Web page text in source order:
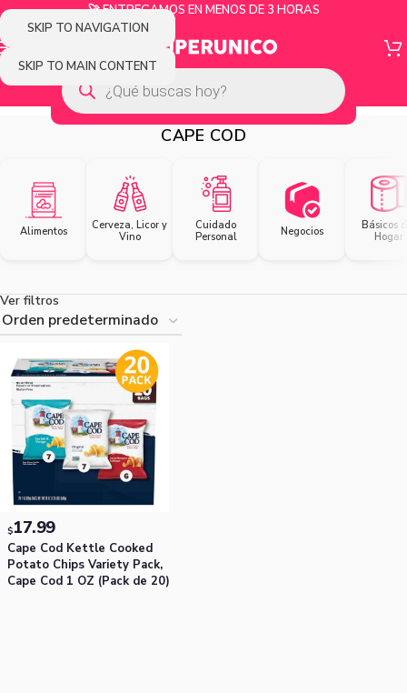
SKIP TO NAVIGATION
SKIP TO MAIN CONTENT
🚀 ENTREGAMOS EN MENOS DE 3 HORAS
CAPE COD
Alimentos
Cerveza, Licor y
Vino
Cuidado
Personal
Negocios
Básicos
Hogar
Ver filtros
Cape Cod Kettle Cooked
Potato Chips Variety Pack,
Cape Cod 1 OZ (Pack de 20)
$17.99